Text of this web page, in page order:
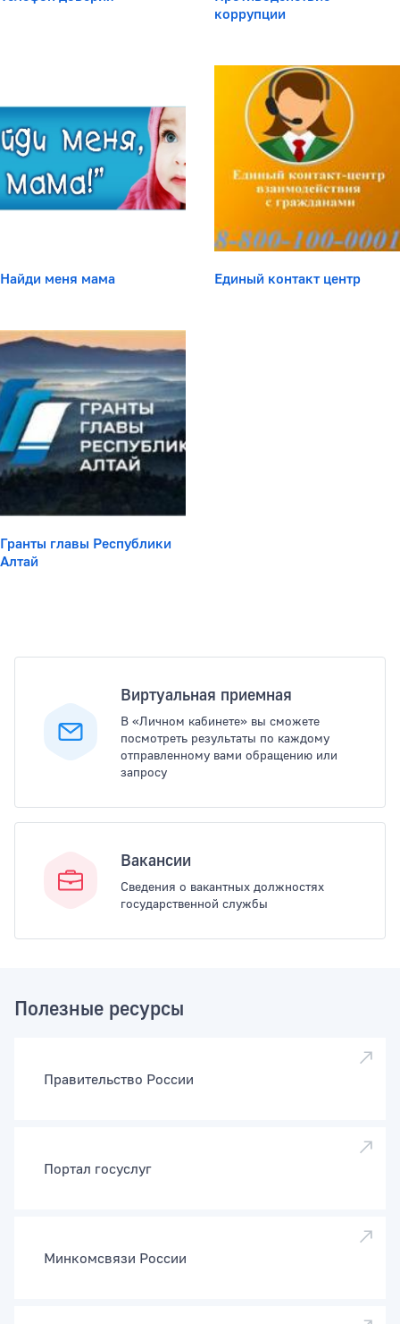
коррупции
Найди меня мама Единый контакт центр
Гранты главы Республики
Алтай
Виртуальная приемная
В «Личном кабинете» вы сможете
посмотреть результаты по каждому
отправленному вами обращению или
запросу
Вакансии
Сведения о вакантных должностях
государственной службы
Полезные ресурсы
Правительство России
Портал госуслуг
Минкомсвязи России